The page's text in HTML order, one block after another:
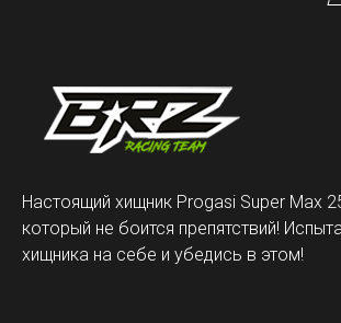
Настоящий хищник Progasi Super Max
который не боится препятствий!
хищника на себе и убедись в этом!